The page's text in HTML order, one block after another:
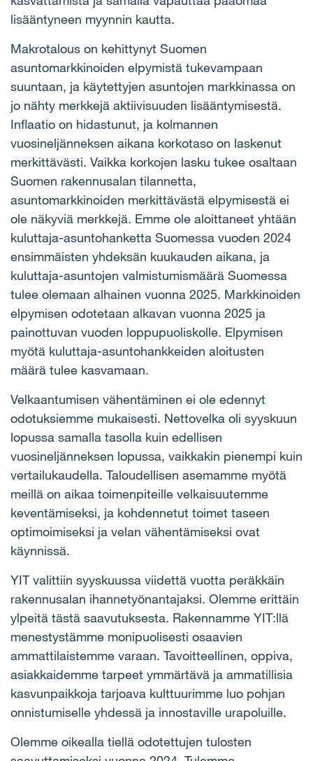
lisääntyneen myynnin kautta.
Makrotalous on kehittynyt Suomen
asuntomarkkinoiden elpymistä tukevampaan
suuntaan, ja käytettyjen asuntojen markkinassa on
jo nähty merkkejä aktiivisuuden lisääntymisestä.
Inflaatio on hidastunut, ja kolmannen
vuosineljänneksen aikana korkotaso on laskenut
merkittävästi. Vaikka korkojen lasku tukee osaltaan
Suomen rakennusalan tilannetta,
asuntomarkkinoiden merkittävästä elpymisestä ei
ole näkyviä merkkejä. Emme ole aloittaneet yhtään
kuluttaja-asuntohanketta Suomessa vuoden 2024
ensimmäisten yhdeksän kuukauden aikana, ja
kuluttaja-asuntojen valmistumismäärä Suomessa
tulee olemaan alhainen vuonna 2025. Markkinoiden
elpymisen odotetaan alkavan vuonna 2025 ja
painottuvan vuoden loppupuoliskolle. Elpymisen
myötä kuluttaja-asuntohankkeiden aloitusten
määrä tulee kasvamaan.
Velkaantumisen vähentäminen ei ole edennyt
odotuksiemme mukaisesti. Nettovelka oli syyskuun
lopussa samalla tasolla kuin edellisen
vuosineljänneksen lopussa, vaikkakin pienempi kuin
vertailukaudella. Taloudellisen asemamme myötä
meillä on aikaa toimenpiteille velkaisuutemme
keventämiseksi, ja kohdennetut toimet taseen
optimoimiseksi ja velan vähentämiseksi ovat
käynnissä.
YIT valittiin syyskuussa viidettä vuotta peräkkäin
rakennusalan ihannetyönantajaksi. Olemme erittäin
ylpeitä tästä saavutuksesta. Rakennamme YIT:llä
menestystämme monipuolisesti osaavien
ammattilaistemme varaan. Tavoitteellinen, oppiva,
asiakkaidemme tarpeet ymmärtävä ja ammatillisia
kasvunpaikkoja tarjoava kulttuurimme luo pohjan
onnistumiselle yhdessä ja innostaville urapoluille.
Olemme oikealla tiellä odotettujen tulosten